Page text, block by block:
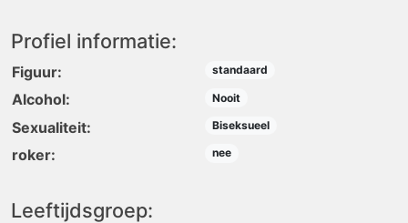
Profiel informatie:
Figuur: standaard
Alcohol: Nooit
Sexualiteit: Biseksueel
roker: nee
Leeftijdsgroep: